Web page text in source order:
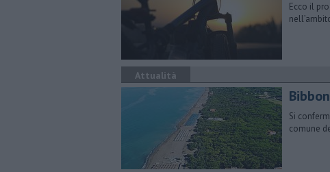
Ecco il
Attualità
Si
comune